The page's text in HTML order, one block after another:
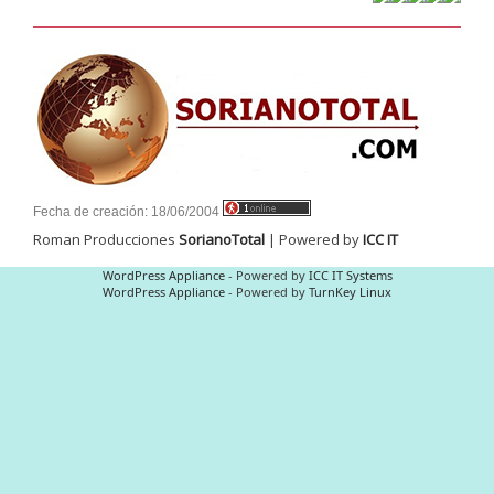
Junta Dptal. de Soriano
Juramento de Fidelidad al Pabellón
Batallón “Asencio” de Infantería N° 5
Fecha de creación: 18/06/2004
Roman Producciones SorianoTotal | Powered byICC IT
WordPress Appliance- Powered by ICC IT Systems
WordPress Appliance - Powered by TurnKey Linux